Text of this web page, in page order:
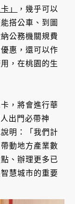
」
，幾乎可以
搭公車、到圖
公務機關規費
惠，還可以作
，在桃園的生
，將會進行華
出門必帶神
明：「我們計
動地方產業數
、辦理更多已
慧城市的重要